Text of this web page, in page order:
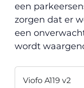
een
zorgen dat er
een
wordt
Viofo A119 v2